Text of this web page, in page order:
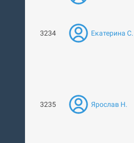
3234 Екатерина С.
3235 Ярослав Н.